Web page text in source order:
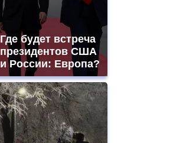
Где будет встреча
президентов США
и России: Европа?